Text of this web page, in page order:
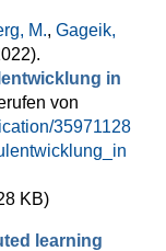
M., Gageik,
in
von
35971128
KB)
learning